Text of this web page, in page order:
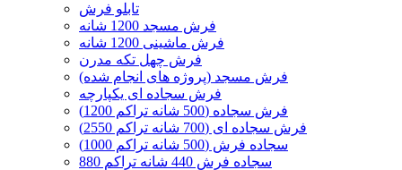
تابلو فرش
فرش مسجد 1200 شانه
فرش ماشینی 1200 شانه
فرش چهل تکه مدرن
فرش مسجد (پروژه های انجام شده)
فرش سجاده ای یکپارچه
فرش سجاده (500 شانه تراکم 1200)
فرش سجاده ای (700 شانه تراکم 2550)
سجاده فرش (500 شانه تراکم 1000)
سجاده فرش 440 شانه تراکم 880